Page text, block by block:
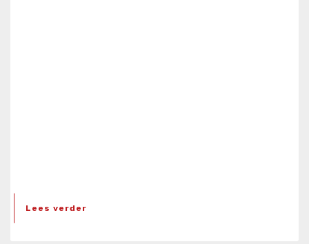
Lees verder